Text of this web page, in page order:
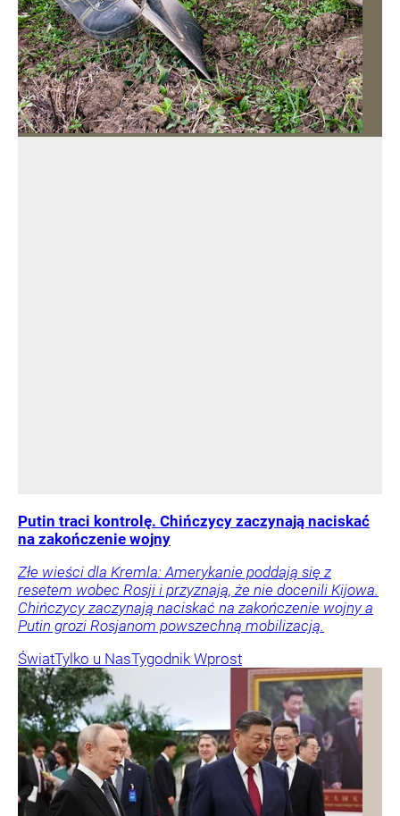
Putin traci kontrolę. Chińczycy zaczynają naciskać
na zakończenie wojny
Złe wieści dla Kremla: Amerykanie poddają się z
resetem wobec Rosji i przyznają, że nie docenili Kijowa.
Chińczycy zaczynają naciskać na zakończenie wojny a
Putin grozi Rosjanom powszechną mobilizacją.
ŚwiatTylko u NasTygodnik Wprost